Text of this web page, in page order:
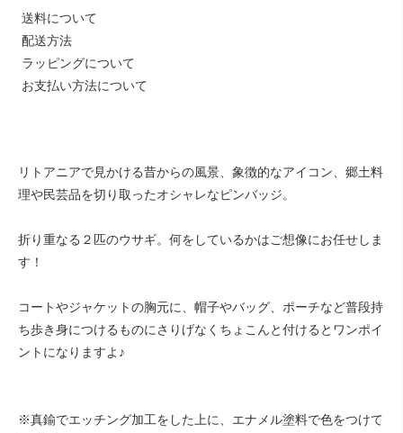
送料について
配送方法
ラッピングについて
お支払い方法について
リトアニアで見かける昔からの風景、象徴的なアイコン、郷土料
理や民芸品を切り取ったオシャレなピンバッジ。
折り重なる２匹のウサギ。何をしているかはご想像にお任せしま
す！
コートやジャケットの胸元に、帽子やバッグ、ポーチなど普段持
ち歩き身につけるものにさりげなくちょこんと付けるとワンポイ
ントになりますよ♪
※真鍮でエッチング加工をした上に、エナメル塗料で色をつけて